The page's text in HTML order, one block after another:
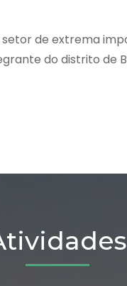
de extrema
do distrito de